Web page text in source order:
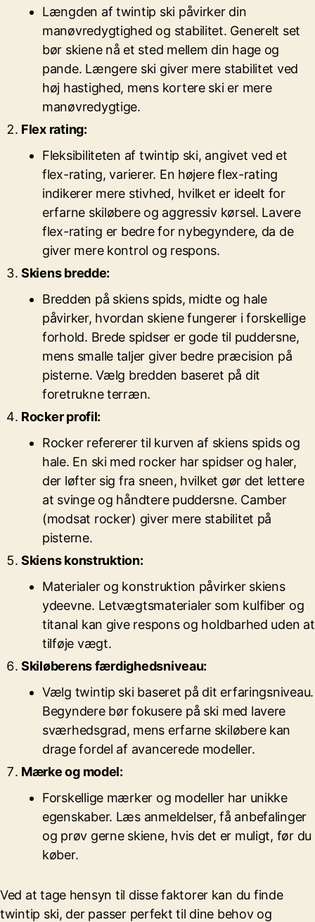
Længden af twintip ski påvirker din
manøvredygtighed og stabilitet. Generelt set
bør skiene nå et sted mellem din hage og
pande. Længere ski giver mere stabilitet ved
høj hastighed, mens kortere ski er mere
manøvredygtige.
Flex rating:
Fleksibiliteten af twintip ski, angivet ved et
flex-rating, varierer. En højere flex-rating
indikerer mere stivhed, hvilket er ideelt for
erfarne skiløbere og aggressiv kørsel. Lavere
flex-rating er bedre for nybegyndere, da de
giver mere kontrol og respons.
Skiens bredde:
Bredden på skiens spids, midte og hale
påvirker, hvordan skiene fungerer i forskellige
forhold. Brede spidser er gode til puddersne,
mens smalle taljer giver bedre præcision på
pisterne. Vælg bredden baseret på dit
foretrukne terræn.
Rocker profil:
Rocker refererer til kurven af skiens spids og
hale. En ski med rocker har spidser og haler,
der løfter sig fra sneen, hvilket gør det lettere
at svinge og håndtere puddersne. Camber
(modsat rocker) giver mere stabilitet på
pisterne.
Skiens konstruktion:
Materialer og konstruktion påvirker skiens
ydeevne. Letvægtsmaterialer som kulfiber og
titanal kan give respons og holdbarhed uden at
tilføje vægt.
Skiløberens færdighedsniveau:
Vælg twintip ski baseret på dit erfaringsniveau.
Begyndere bør fokusere på ski med lavere
sværhedsgrad, mens erfarne skiløbere kan
drage fordel af avancerede modeller.
Mærke og model:
Forskellige mærker og modeller har unikke
egenskaber. Læs anmeldelser, få anbefalinger
og prøv gerne skiene, hvis det er muligt, før du
køber.
Ved at tage hensyn til disse faktorer kan du finde
twintip ski, der passer perfekt til dine behov og